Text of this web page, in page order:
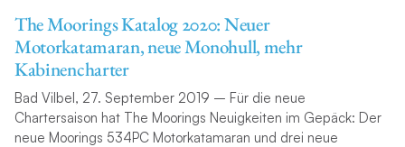
The Moorings Katalog 2020: Neuer
Motorkatamaran, neue Monohull, mehr
Kabinencharter
Bad Vilbel, 27. September 2019 – Für die neue
Chartersaison hat The Moorings Neuigkeiten im Gepäck: Der
neue Moorings 534PC Motorkatamaran und drei neue